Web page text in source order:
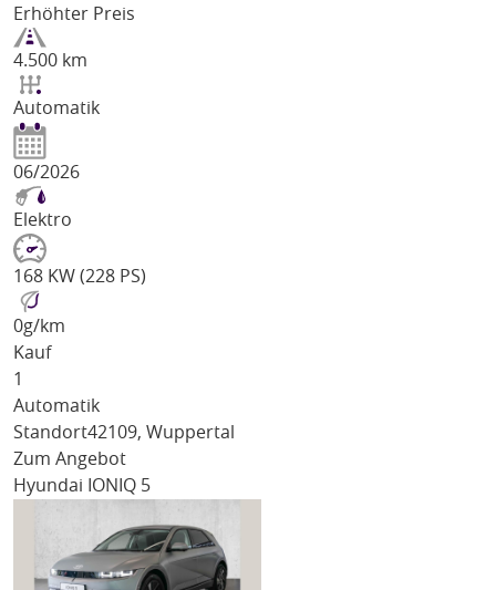
Erhöhter Preis
4.500 km
Automatik
06/2026
Elektro
168 KW (228 PS)
0g/km
Kauf
1
Automatik
Standort42109, Wuppertal
Zum Angebot
Hyundai IONIQ 5